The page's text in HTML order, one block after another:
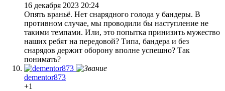
16 декабря 2023 20:24
Опять враньё. Нет снарядного голода у бандеры. В
противном случае, мы проводили бы наступление не
такими темпами. Или, это попытка принизить мужество
наших ребят на передовой? Типа, бандера и без
снарядов держит оборону вполне успешно? Так
понимать?
dementor873
+1